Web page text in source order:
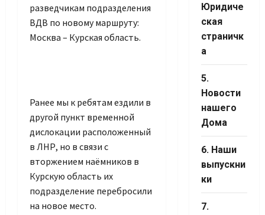
разведчикам подразделения
ВДВ по новому маршруту:
Москва – Курская область.
Ранее мы к ребятам ездили в
другой пункт временной
дислокации расположенный
в ЛНР, но в связи с
вторжением наёмников в
Курскую область их
подразделение перебросили
на новое место.
Юридиче
ская
страничк
а
5.
Новости
нашего
Дома
6. Наши
выпускни
ки
7.